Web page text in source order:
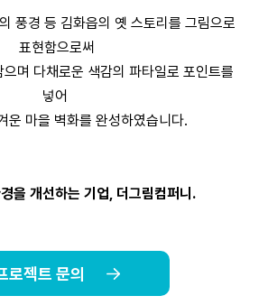
풍경 등 김화읍의 옛 스토리를 그림으로
표현함으로써
며 다채로운 색감의 파타일로 포인트를
넣어
운 마을 벽화를 완성하였습니다.
을 개선하는 기업, 더그림컴퍼니.
로젝트 문의